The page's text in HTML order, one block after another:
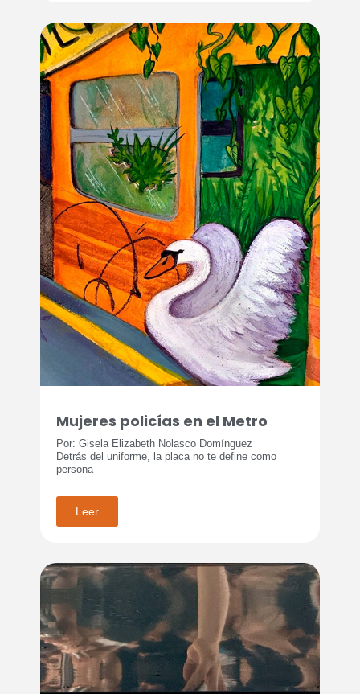
Mujeres policías en el Metro
Por: Gisela Elizabeth Nolasco Domínguez
Detrás del uniforme, la placa no te define como
persona
Leer